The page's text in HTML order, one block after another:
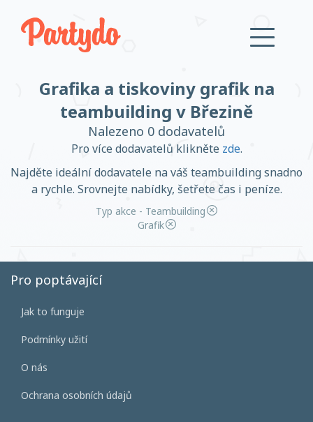
Založit účet
Přihlásit se
Založit účet
Grafika a tiskoviny grafik na
teambuilding v Březině
Nalezeno 0 dodavatelů
Pro více dodavatelů klikněte zde.
Najděte ideální dodavatele na váš teambuilding snadno
a rychle. Srovnejte nabídky, šetřete čas i peníze.
Typ akce - Teambuilding
Grafik
Pro poptávající
Jak to funguje
Podmínky užití
O nás
Ochrana osobních údajů